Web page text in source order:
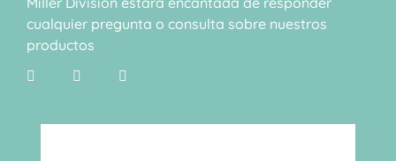
cualquier pregunta o consulta sobre nuestros
productos